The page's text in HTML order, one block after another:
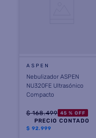
ASPEN
Nebulizador ASPEN
NU320FE Ultrasónico
Compacto
$ 168.499 45 % OFF
PRECIO CONTADO
$ 92.999